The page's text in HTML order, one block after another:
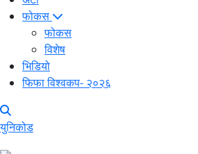
फोकस
फोकस
विशेष
भिडियो
फिफा विश्वकप- २०२६
युनिकोड